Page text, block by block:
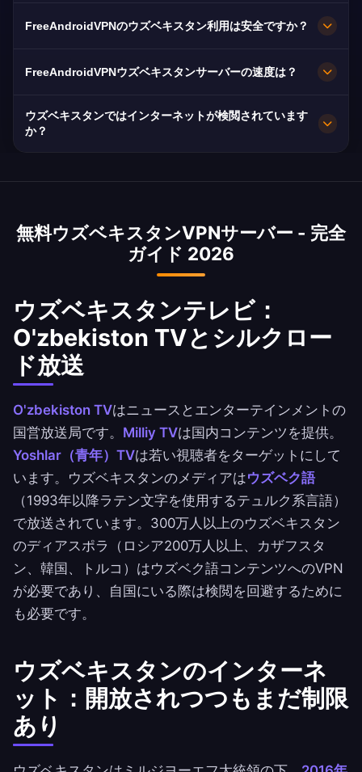
ント、サマルカンド、ブハラに複数の高速サーバ
度のための10Gbps接続を備えています。お客様
のために、アプリで好みのウズベキスタンの都市
FreeAndroidVPNのウズベキスタン利用は安全ですか？
256暗号化。インターネットが検閲されているウ
FreeAndroidVPNウズベキスタンサーバーの速度は？
10Gbpsサーバー。ウズベキスタンの平均20
Mbpsの速度はUztelecomの光ファイバー拡張で
ウズベキスタンではインターネットが検閲されています
か？
ツを検閲し、一部のソーシャルメディアをブロッ
アクセスに不可欠です。2016年の改革以降状況は
改善していますが、重大な制限は残っています。
無料ウズベキスタンVPNサーバー - 完全
ガイド 2026
ウズベキスタンテレビ：
O'zbekiston TVとシルクロー
ド放送
O'zbekiston TVはニュースとエンターテインメントの
国営放送局です。 Milliy TVは国内コンテンツを提供。
Yoshlar（青年）TVは若い視聴者をターゲットにして
います。ウズベキスタンのメディアはウズベク語
（1993年以降ラテン文字を使用するテュルク系言語）
で放送されています。300万人以上のウズベキスタン
のディアスポラ（ロシア200万人以上、カザフスタ
ン、韓国、トルコ）はウズベク語コンテンツへのVPN
が必要であり、自国にいる際は検閲を回避するために
も必要です。
ウズベキスタンのインターネ
ット：開放されつつもまだ制限
あり